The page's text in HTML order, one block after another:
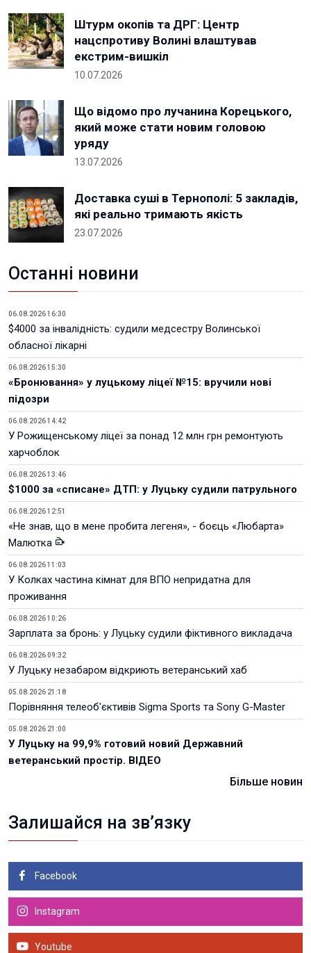
Штурм окопів та ДРГ: Центр
нацспротиву Волині влаштував
екстрим-вишкіл
10.07.2026
Що відомо про лучанина Корецького,
який може стати новим головою
уряду
13.07.2026
Доставка суші в Тернополі: 5 закладів,
які реально тримають якість
23.07.2026
Останні новини
06.08.2026 16:30
$4000 за інвалідність: судили медсестру Волинської
обласної лікарні
06.08.2026 15:30
«Бронювання» у луцькому ліцеї №15: вручили нові
підозри
06.08.2026 14:42
У Рожищенському ліцеї за понад 12 млн грн ремонтують
харчоблок
06.08.2026 13:46
$1000 за «списане» ДТП: у Луцьку судили патрульного
06.08.2026 12:51
«Не знав, що в мене пробита легеня», - боєць «Любарта»
Малютка
06.08.2026 11:03
У Колках частина кімнат для ВПО непридатна для
проживання
06.08.2026 10:26
Зарплата за бронь: у Луцьку судили фіктивного викладача
06.08.2026 09:32
У Луцьку незабаром відкриють ветеранський хаб
05.08.2026 21:18
Порівняння телеоб'єктивів Sigma Sports та Sony G-Master
05.08.2026 21:00
У Луцьку на 99,9% готовий новий Державний
ветеранський простір. ВІДЕО
Більше новин
Залишайся на зв’язку
Facebook
Instagram
Youtube